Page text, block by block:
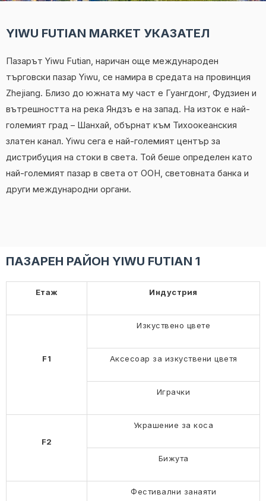
YIWU FUTIAN MARKET УКАЗАТЕЛ
Пазарът Yiwu Futian, наричан още международен
търговски пазар Yiwu, се намира в средата на провинция
Zhejiang. Близо до южната му част е Гуангдонг, Фудзиен и
вътрешността на река Яндзъ е на запад. На изток е най-
големият град – Шанхай, обърнат към Тихоокеанския
златен канал. Yiwu сега е най-големият център за
дистрибуция на стоки в света. Той беше определен като
най-големият пазар в света от ООН, световната банка и
други международни органи.
ПАЗАРЕН РАЙОН YIWU FUTIAN 1
Етаж Индустрия
F1
Изкуствено цвете
Аксесоар за изкуствени цветя
Играчки
F2
Украшение за коса
Бижута
Фестивални занаяти